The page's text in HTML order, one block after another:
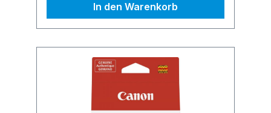
In den Warenkorb